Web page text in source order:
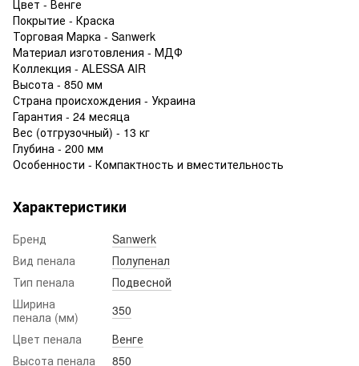
Цвет - Венге
Покрытие - Краска
Торговая Марка - Sanwerk
Материал изготовления - МДФ
Коллекция - ALESSA AIR
Высота - 850 мм
Страна происхождения - Украина
Гарантия - 24 месяца
Вес (отгрузочный) - 13 кг
Глубина - 200 мм
Особенности - Компактность и вместительность
Характеристики
Бренд
Sanwerk
Вид пенала
Полупенал
Тип пенала
Подвесной
Ширина
пенала (мм)
350
Цвет пенала
Венге
Высота пенала
850